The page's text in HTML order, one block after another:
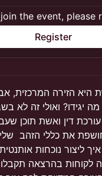
the event, please
Register
היא הזירה המרכזית,
יגידו? ואולי זה לא
עורכת דין ואשת תוכן
את כללי הזהב
ליצור נוכחות
לקוחות בהרצאה